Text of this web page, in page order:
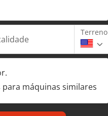
Terreno
para máquinas similares